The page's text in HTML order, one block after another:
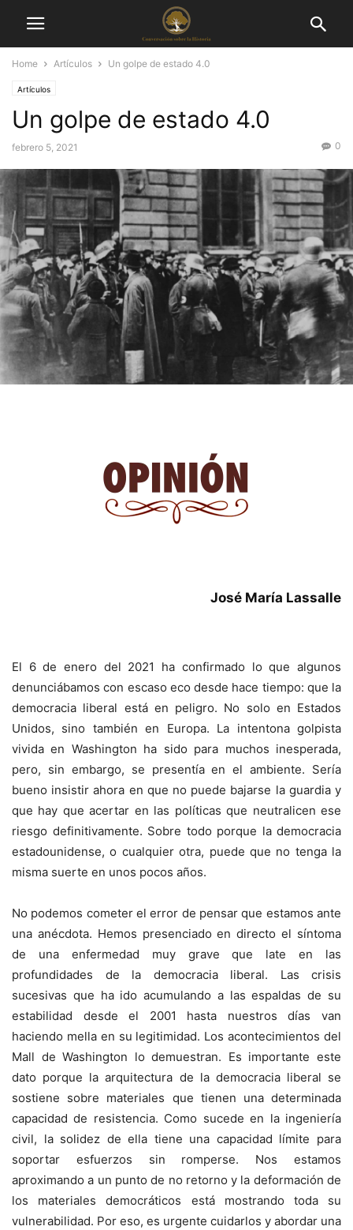
Home Artículos Un golpe de estado 4.0
Artículos
Un golpe de estado 4.0
febrero 5, 2021 0
José María Lassalle
El 6 de enero del 2021 ha confirmado lo que algunos
denunciábamos con escaso eco desde hace tiempo: que la
democracia liberal está en peligro. No solo en Estados
Unidos, sino también en Europa. La intentona golpista
vivida en Washington ha sido para muchos inesperada,
pero, sin embargo, se presentía en el ambiente. Sería
bueno insistir ahora en que no puede bajarse la guardia y
que hay que acertar en las políticas que neutralicen ese
riesgo definitivamente. Sobre todo porque la democracia
estadounidense, o cualquier otra, puede que no tenga la
misma suerte en unos pocos años.
No podemos cometer el error de pensar que estamos ante
una anécdota. Hemos presenciado en directo el síntoma
de una enfermedad muy grave que late en las
profundidades de la democracia liberal. Las crisis
sucesivas que ha ido acumulando a las espaldas de su
estabilidad desde el 2001 hasta nuestros días van
haciendo mella en su legitimidad. Los acontecimientos del
Mall de Washington lo demuestran. Es importante este
dato porque la arquitectura de la democracia liberal se
sostiene sobre materiales que tienen una determinada
capacidad de resistencia. Como sucede en la ingeniería
civil, la solidez de ella tiene una capacidad límite para
soportar esfuerzos sin romperse. Nos estamos
aproximando a un punto de no retorno y la deformación de
los materiales democráticos está mostrando toda su
vulnerabilidad. Por eso, es urgente cuidarlos y abordar una